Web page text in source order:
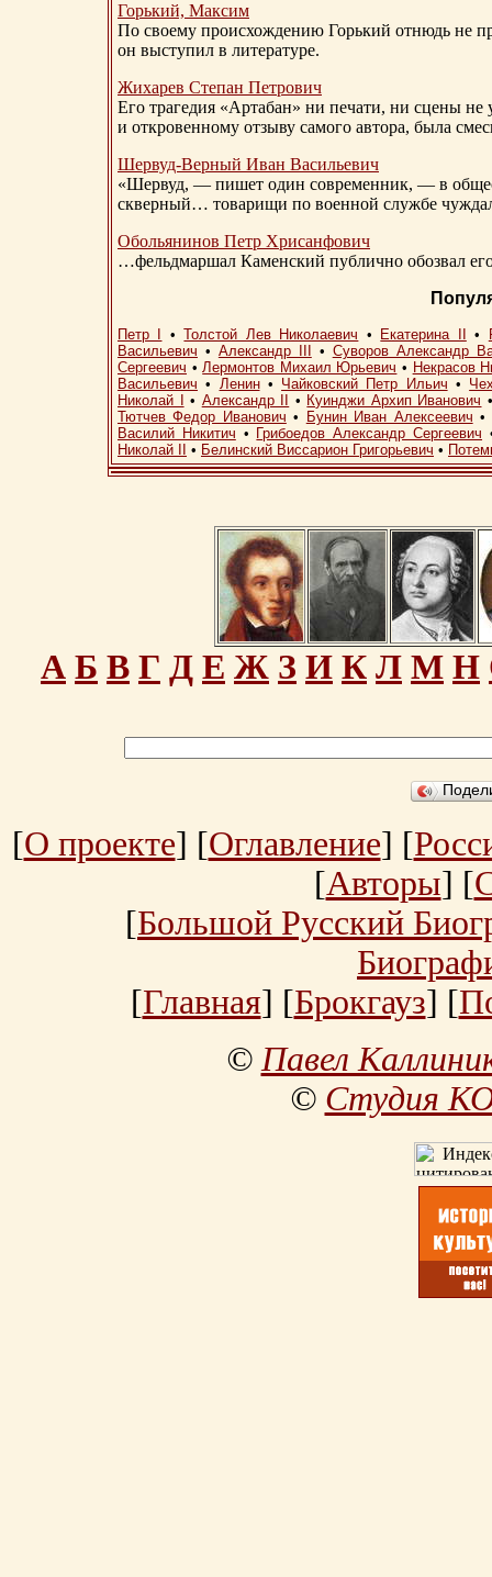
Горький, Максим
По своему происхождению Горький отнюдь не
он выступил в литературе.
Жихарев Степан Петрович
Его трагедия «Артабан» ни печати, ни сцены
и откровенному отзыву самого автора, была
Шервуд-Верный Иван Васильевич
«Шервуд, — пишет один современник, — в
скверный… товарищи по военной службе
Обольянинов Петр Хрисанфович
…фельдмаршал Каменский публично обозвал
Петр I •Толстой Лев Николаевич • Екатерина II •
Васильевич • Александр III • Суворов Александр
Сергеевич •Лермонтов Михаил Юрьевич • Некрасов
Васильевич • Ленин• Чайковский Петр Ильич •
Николай I
• Александр II • Куинджи Архип Иванович
Тютчев Федор Иванович • Бунин Иван Алексеевич •
Василий Никитич • Грибоедов Александр Сергеевич
Николай II
• Белинский Виссарион Григорьевич •
А Б В Г Д Е Ж З И К Л М Н
[О проекте] [Оглавление] [
[Авторы] [
[Большой Русский
[Главная] [Брокгауз] [
©Павел
© Студия